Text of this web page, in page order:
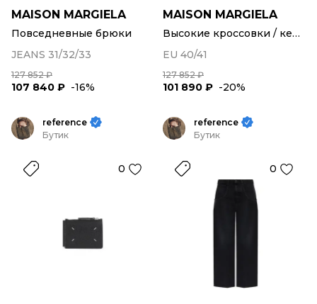
MAISON MARGIELA
Повседневные брюки
JEANS 31/32/33
127 852 ₽
107 840 ₽ -16%
MAISON MARGIELA
Высокие кроссовки / кеды
EU 40/41
127 852 ₽
101 890 ₽ -20%
reference
Бутик
0
reference
Бутик
0